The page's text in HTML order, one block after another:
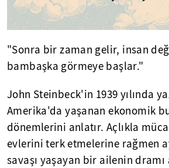
"Sonra bir zaman gelir, insan
bambaşka görmeye başlar."
John Steinbeck'in 1939 yılında
Amerika'da yaşanan ekonomik
dönemlerini anlatır. Açlıkla
evlerini terk etmelerine rağmen
savaşı yaşayan bir ailenin